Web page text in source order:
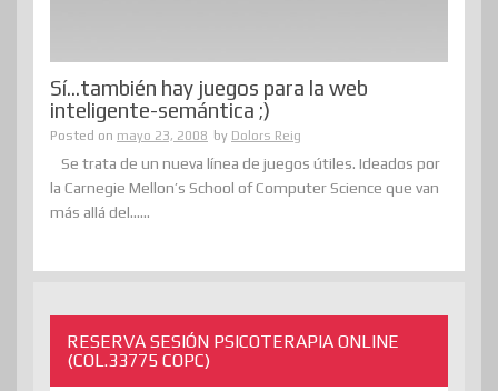
Sí…también hay juegos para la web
inteligente-semántica ;)
Posted on mayo 23, 2008 by Dolors Reig
Se trata de un nueva línea de juegos útiles. Ideados por
la Carnegie Mellon’s School of Computer Science que van
más allá del......
RESERVA SESIÓN PSICOTERAPIA ONLINE
(COL.33775 COPC)